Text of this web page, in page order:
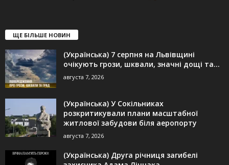
ЩЕ БІЛЬШЕ НОВИН
(Українська) 7 серпня на Львівщині
очікують грози, шквали, значні дощі та...
августа 7, 2026
(Українська) У Сокільниках
розкритикували плани масштабної
житлової забудови біля аеропорту
августа 7, 2026
(Українська) Друга річниця загибелі